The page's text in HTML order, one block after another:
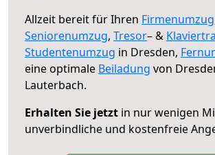
Allzeit bereit für Ihren Firmenumzug
Seniorenumzug, Tresor– &
Studentenumzug in Dresden,
eine optimale Beiladung von
Lauterbach.
Erhalten Sie jetzt in nur wenigen
unverbindliche und kostenfreie